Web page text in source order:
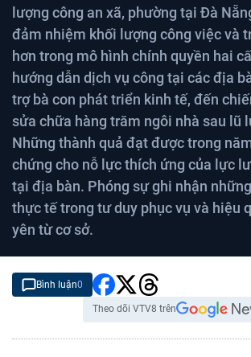
lượng công an xã, phường tại Đà
đảm nhiệm khối lượng công việc và
hơn trong mô hình chính quyền hai
hướng dẫn dịch vụ công tại các địa
trợ bà con phát triển kinh tế, đến
sửa chữa hàng trăm ngôi nhà sau lũ
Những thành quả đạt được trong
chứng cho nỗ lực thích ứng của lực
tại địa bàn. Phóng sự ghi nhận
thực tế trong tư duy phục vụ và hiệu
yên từ cơ sở.
Bình luận0
Theo dõi VTV8 trên